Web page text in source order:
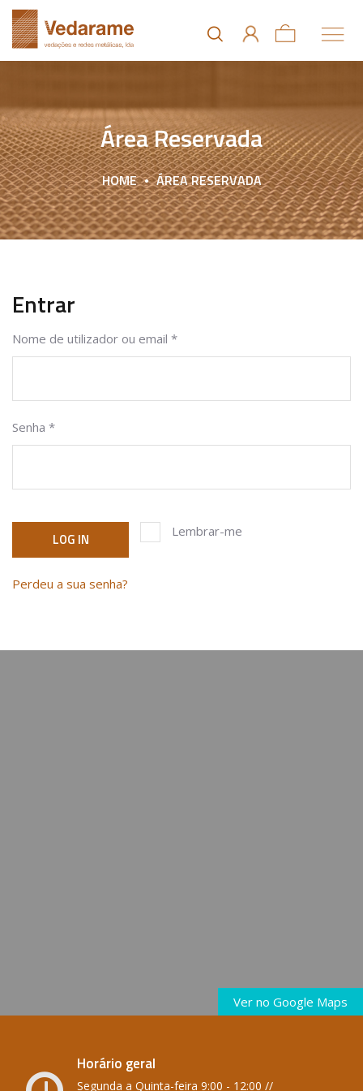
Área Reservada
HOME ÁREA RESERVADA
Entrar
Nome de utilizador ou email *
Senha *
LOG IN Lembrar-me
Perdeu a sua senha?
Ver no Google Maps
Horário geral
Segunda a Quinta-feira 9:00 - 12:00 //